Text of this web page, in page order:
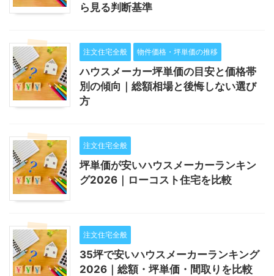
ら見る判断基準
注文住宅全般 物件価格・坪単価の推移
ハウスメーカー坪単価の目安と価格帯
別の傾向｜総額相場と後悔しない選び
方
注文住宅全般
坪単価が安いハウスメーカーランキン
グ2026｜ローコスト住宅を比較
注文住宅全般
35坪で安いハウスメーカーランキング
2026｜総額・坪単価・間取りを比較